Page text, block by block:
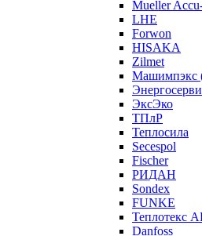
Mueller
LHE
Forwon
HISAKA
Zilmet
Машимпэкс
ЭксЭко
ТПлР
Теплосила
Secespol
Fischer
РИДАН
Sondex
FUNKE
Теплотекс
Danfoss